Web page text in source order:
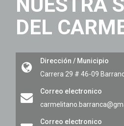
DEL
Dirección / Municipio
Carrera 29 # 46-09
Correo electronico
Correo electronico